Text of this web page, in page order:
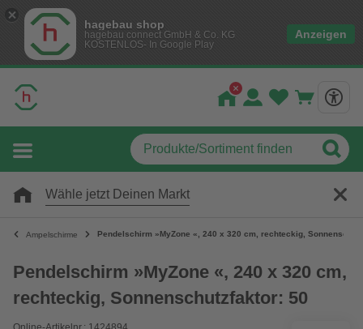
hagebau shop
hagebau connect GmbH & Co. KG
KOSTENLOS- In Google Play
Anzeigen
Wähle jetzt Deinen Markt
Ampelschirme Pendelschirm »MyZone «, 240 x 320 cm, rechteckig,
Pendelschirm »MyZone «, 240 x 320 cm,
rechteckig, Sonnenschutzfaktor: 50